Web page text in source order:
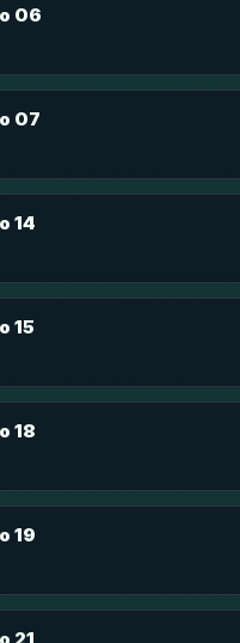
06
07
14
15
18
19